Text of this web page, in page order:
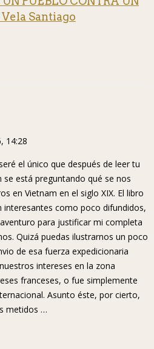
Santiago
14:28
el único que después de leer tu
se está preguntando qué se nos
en Vietnam en el siglo XIX. El libro
interesantes como poco difundidos,
para justificar mi completa
Quizá puedas ilustrarnos un poco
de esa fuerza expedicionaria
intereses en la zona
franceses, o fue simplemente
Asunto éste, por cierto,
metidos …